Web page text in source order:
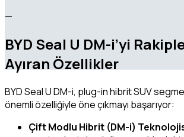
—
BYD Seal U DM-i’yi
Ayıran Özellikler
BYD Seal U DM-i, plug-in hibrit SUV
önemli özelliğiyle öne çıkmayı başarıyor:
Çift Modlu Hibrit (DM-i)